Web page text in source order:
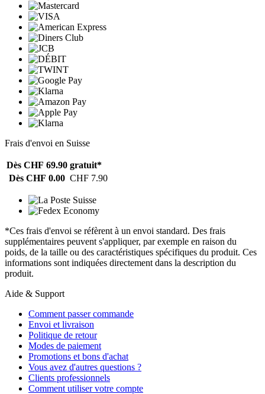
Frais d'envoi en Suisse
Dès CHF 69.90 gratuit*
Dès CHF 0.00 CHF 7.90
*Ces frais d'envoi se réfèrent à un envoi standard. Des frais
supplémentaires peuvent s'appliquer, par exemple en raison du
poids, de la taille ou des caractéristiques spécifiques du produit. Ces
informations sont indiquées directement dans la description du
produit.
Aide & Support
Comment passer commande
Envoi et livraison
Politique de retour
Modes de paiement
Promotions et bons d'achat
Vous avez d'autres questions ?
Clients professionnels
Comment utiliser votre compte